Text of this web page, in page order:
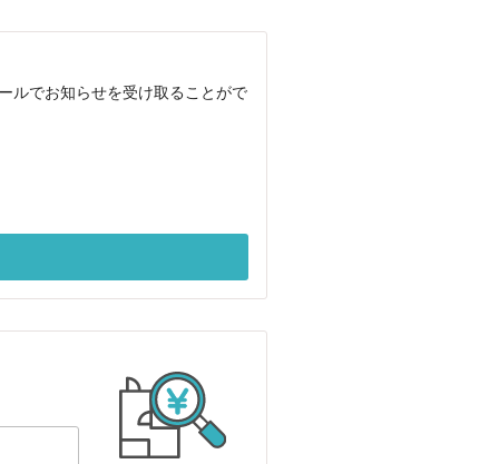
ルでお知らせを受け取ることがで